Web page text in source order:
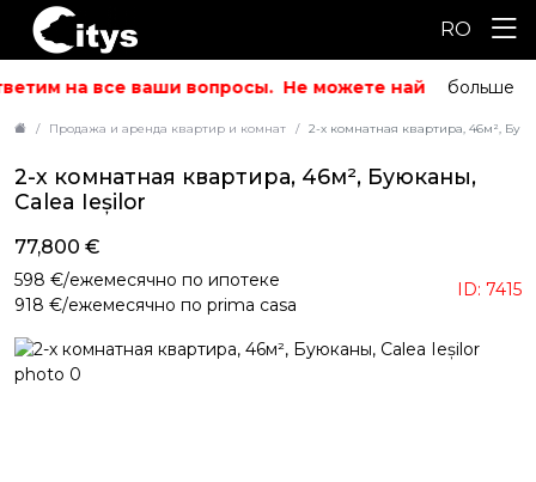
RO
на все ваши вопросы. Не можете найти то, что
больше
Продажа и аренда квартир и комнат 2-х комнатная квартира, 46м²,
2-х комнатная квартира, 46м², Буюканы,
Calea Ieșilor
ID: 7415
77,800 €
598 €/ежемесячно по ипотеке
918 €/ежемесячно по prima casa